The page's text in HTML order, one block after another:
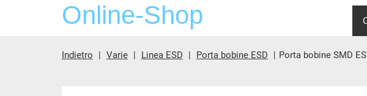
Online-Shop
Indietro Varie Linea ESD Porta bobine ESD Porta bobine SMD